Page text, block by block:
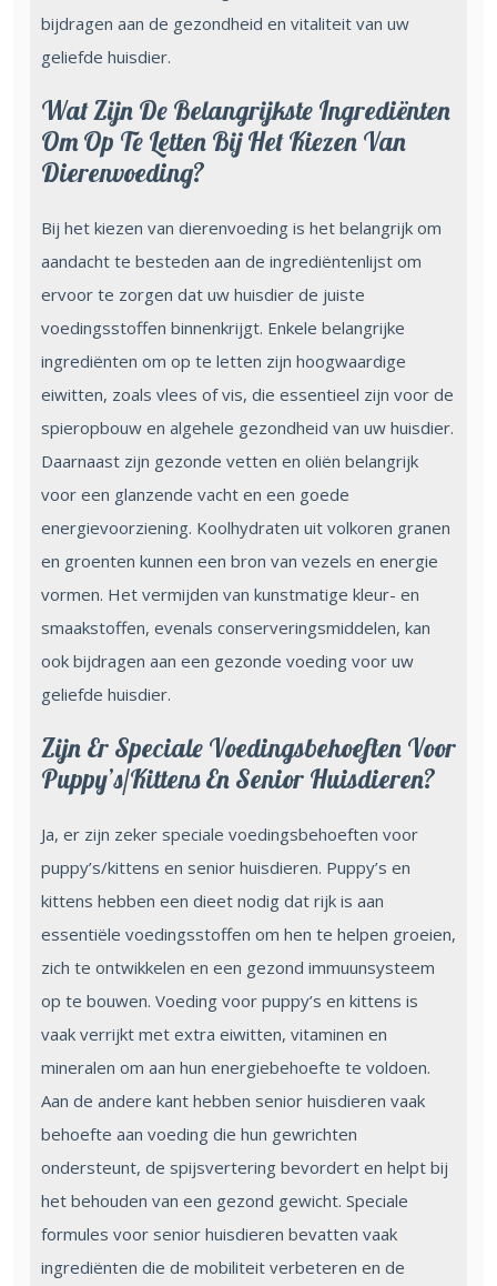
bijdragen aan de gezondheid en vitaliteit van uw
geliefde huisdier.
Wat Zijn De Belangrijkste Ingrediënten
Om Op Te Letten Bij Het Kiezen Van
Dierenvoeding?
Bij het kiezen van dierenvoeding is het belangrijk om
aandacht te besteden aan de ingrediëntenlijst om
ervoor te zorgen dat uw huisdier de juiste
voedingsstoffen binnenkrijgt. Enkele belangrijke
ingrediënten om op te letten zijn hoogwaardige
eiwitten, zoals vlees of vis, die essentieel zijn voor de
spieropbouw en algehele gezondheid van uw huisdier.
Daarnaast zijn gezonde vetten en oliën belangrijk
voor een glanzende vacht en een goede
energievoorziening. Koolhydraten uit volkoren granen
en groenten kunnen een bron van vezels en energie
vormen. Het vermijden van kunstmatige kleur- en
smaakstoffen, evenals conserveringsmiddelen, kan
ook bijdragen aan een gezonde voeding voor uw
geliefde huisdier.
Zijn Er Speciale Voedingsbehoeften Voor
Puppy’s/kittens En Senior Huisdieren?
Ja, er zijn zeker speciale voedingsbehoeften voor
puppy’s/kittens en senior huisdieren. Puppy’s en
kittens hebben een dieet nodig dat rijk is aan
essentiële voedingsstoffen om hen te helpen groeien,
zich te ontwikkelen en een gezond immuunsysteem
op te bouwen. Voeding voor puppy’s en kittens is
vaak verrijkt met extra eiwitten, vitaminen en
mineralen om aan hun energiebehoefte te voldoen.
Aan de andere kant hebben senior huisdieren vaak
behoefte aan voeding die hun gewrichten
ondersteunt, de spijsvertering bevordert en helpt bij
het behouden van een gezond gewicht. Speciale
formules voor senior huisdieren bevatten vaak
ingrediënten die de mobiliteit verbeteren en de